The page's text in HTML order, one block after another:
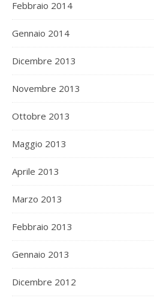
Febbraio 2014
Gennaio 2014
Dicembre 2013
Novembre 2013
Ottobre 2013
Maggio 2013
Aprile 2013
Marzo 2013
Febbraio 2013
Gennaio 2013
Dicembre 2012